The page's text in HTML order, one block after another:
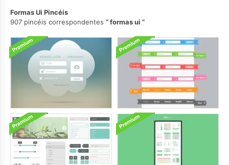
Formas Ui Pincéis
907 pincéis correspondentes
formas ui